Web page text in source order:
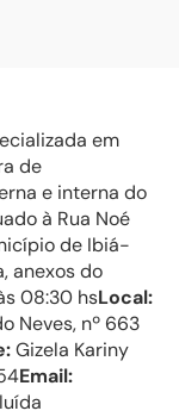
em
de
e interna do
à Rua Noé
de Ibiá-
anexos do
08:30 hsLocal:
Neves, nº 663
Gizela Kariny
Email: